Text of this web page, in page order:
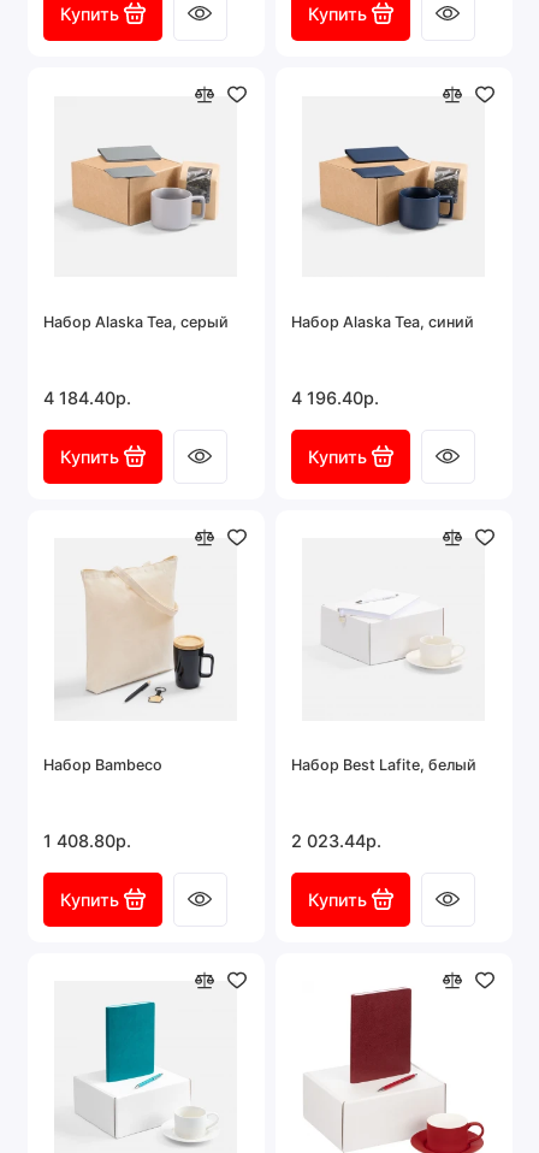
Купить Купить
Набор Alaska Tea, серый
4 184.40р.
Купить
Набор Alaska Tea, синий
4 196.40р.
Купить
Набор Bambeco
1 408.80р.
Купить
Набор Best Lafite, белый
2 023.44р.
Купить